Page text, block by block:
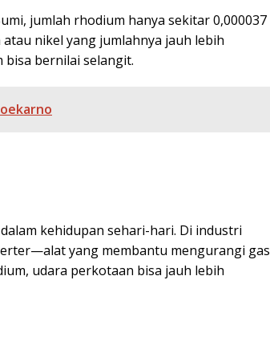
jumlah rhodium hanya sekitar 0,000037
nikel yang jumlahnya jauh lebih
bisa bernilai selangit.
kehidupan sehari-hari. Di industri
yang membantu mengurangi gas
udara perkotaan bisa jauh lebih